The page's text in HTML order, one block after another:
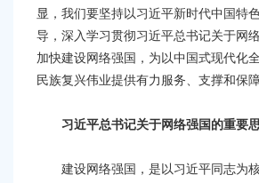
显，我们要坚持以习近平新时代中国特
导，深入学习贯彻习近平总书记关于网
加快建设网络强国，为以中国式现代化
民族复兴伟业提供有力服务、支撑和保障
习近平总书记关于网络强国的重要
建设网络强国，是以习近平同志为核